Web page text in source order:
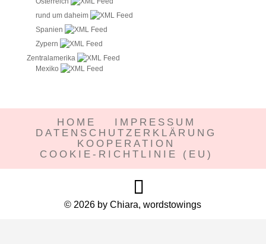
rund um daheim
Spanien
Zypern
Zentralamerika
Mexiko
HOME
IMPRESSUM
DATENSCHUTZERKLÄRUNG
KOOPERATION
COOKIE-RICHTLINIE (EU)
© 2026 by Chiara, wordstowings